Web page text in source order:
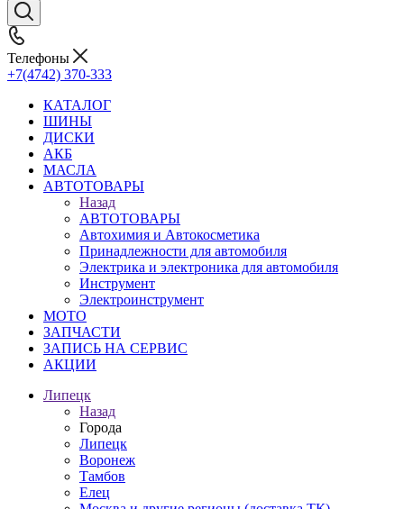
Телефоны
+7(4742) 370-333
КАТАЛОГ
ШИНЫ
ДИСКИ
АКБ
МАСЛА
АВТОТОВАРЫ
Назад
АВТОТОВАРЫ
Автохимия и Автокосметика
Принадлежности для автомобиля
Электрика и электроника для автомобиля
Инструмент
Электроинструмент
МОТО
ЗАПЧАСТИ
ЗАПИСЬ НА СЕРВИС
АКЦИИ
Липецк
Назад
Города
Липецк
Воронеж
Тамбов
Елец